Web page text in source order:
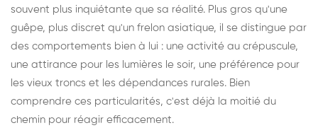
souvent plus inquiétante que sa réalité. Plus gros qu'une
guêpe, plus discret qu'un frelon asiatique, il se distingue par
des comportements bien à lui : une activité au crépuscule,
une attirance pour les lumières le soir, une préférence pour
les vieux troncs et les dépendances rurales. Bien
comprendre ces particularités, c'est déjà la moitié du
chemin pour réagir efficacement.